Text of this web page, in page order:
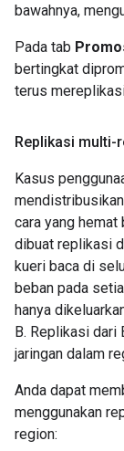
bawahnya,
Pada tab
bertingkat
terus
Replikasi multi-
Kasus
cara yang hemat
dibuat replikasi
kueri baca di
beban pada
hanya
B. Replikasi dari
jaringan dalam
Anda dapat
menggunakan
region: